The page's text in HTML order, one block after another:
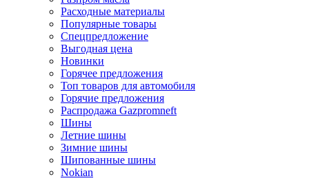
Расходные материалы
Популярные товары
Спецпредложение
Выгодная цена
Новинки
Горячее предложения
Топ товаров для автомобиля
Горячие предложения
Распродажа Gazpromneft
Шины
Летние шины
Зимние шины
Шипованные шины
Nokian